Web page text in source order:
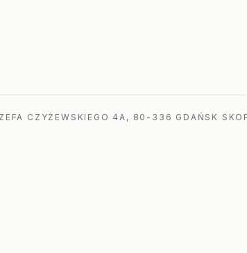
CZYŻEWSKIEGO 4A, 80-336 GDAŃSK